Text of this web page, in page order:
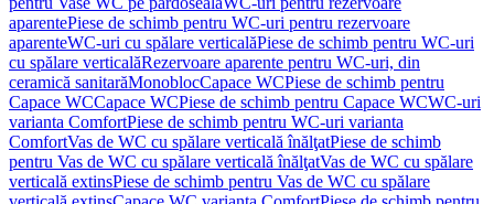
aparentePiese de schimb pentru WC-uri pentru rezervoare
aparenteWC-uri cu spălare verticalăPiese de schimb pentru WC-uri
cu spălare verticalăRezervoare aparente pentru WC-uri, din
ceramică sanitarăMonoblocCapace WCPiese de schimb pentru
Capace WCCapace WCPiese de schimb pentru Capace WCWC-uri
varianta ComfortPiese de schimb pentru WC-uri varianta
ComfortVas de WC cu spălare verticală înălţatPiese de schimb
pentru Vas de WC cu spălare verticală înălţatVas de WC cu spălare
verticală extinsPiese de schimb pentru Vas de WC cu spălare